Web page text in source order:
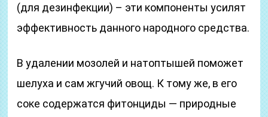
(для дезинфекции) – эти компоненты усилят
эффективность данного народного средства.
В удалении мозолей и натоптышей поможет
шелуха и сам жгучий овощ. К тому же, в его
соке содержатся фитонциды — природные